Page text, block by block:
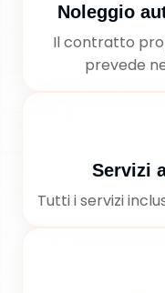
Noleggio
Il contratto
prevede
Servizi
Tutti i servizi